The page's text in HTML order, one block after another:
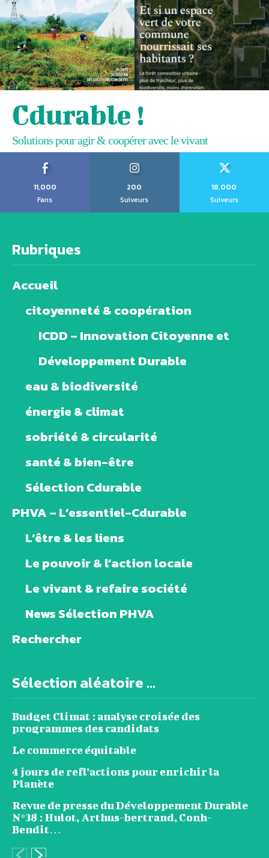
Cdurable !
Solutions pour agir & coopérer avec le vivant
11,000
Fans
200
Suiveurs
18,000
Suiveurs
Rubriques
Accueil
citoyenneté & coopération
ICDD – Innovation Citoyenne et
Développement Durable
eau & biodiversité
énergie & climat
sobriété & circularité
santé & bien-être
Sélection Cdurable
PHVA – L’essentiel-Cdurable
L’être & les liens
Le pouvoir & l’action locale
Le vivant & refaire société
News Sélection PHVA
Rechercher
Sélection aléatoire ...
Budget Climat : analyse croisée des
programmes des candidats
Le commerce équitable
4 jours de refl’actions pour enrichir la
Planète
Revue de presse du Développement Durable
N°38 : Hulot, Arthus-bertrand, Conh-
Bendit…